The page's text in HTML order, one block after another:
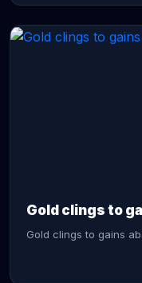
Gold clings to
Gold clings to gains